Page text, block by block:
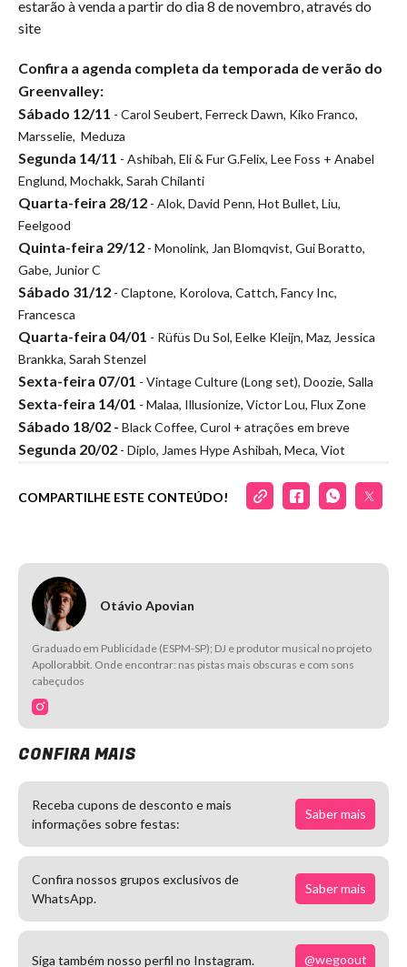
estarão à venda a partir do dia 8 de novembro, através do
site
Confira a agenda completa da temporada de verão do
Greenvalley:
Sábado 12/11 - Carol Seubert, Ferreck Dawn, Kiko Franco,
Marsselie, Meduza
Segunda 14/11 - Ashibah, Eli & Fur G.Felix, Lee Foss + Anabel
Englund, Mochakk, Sarah Chilanti
Quarta-feira 28/12 - Alok, David Penn, Hot Bullet, Liu,
Feelgood
Quinta-feira 29/12 - Monolink, Jan Blomqvist, Gui Boratto,
Gabe, Junior C
Sábado 31/12 - Claptone, Korolova, Cattch, Fancy Inc,
Francesca
Quarta-feira 04/01 - Rüfüs Du Sol, Eelke Kleijn, Maz, Jessica
Brankka, Sarah Stenzel
Sexta-feira 07/01 - Vintage Culture (Long set), Doozie, Salla
Sexta-feira 14/01 - Malaa, Illusionize, Victor Lou, Flux Zone
Sábado 18/02 - Black Coffee, Curol + atrações em breve
Segunda 20/02 - Diplo, James Hype Ashibah, Meca, Viot
COMPARTILHE ESTE CONTEÚDO!
Otávio Apovian
Graduado em Publicidade (ESPM-SP); DJ e produtor musical no projeto
Apollorabbit. Onde encontrar: nas pistas mais obscuras e com sons
cabeçudos
CONFIRA MAIS
Receba cupons de desconto e mais
informações sobre festas:
Saber mais
Confira nossos grupos exclusivos de
WhatsApp.
Saber mais
Siga também nosso perfil no Instagram. @wegoout